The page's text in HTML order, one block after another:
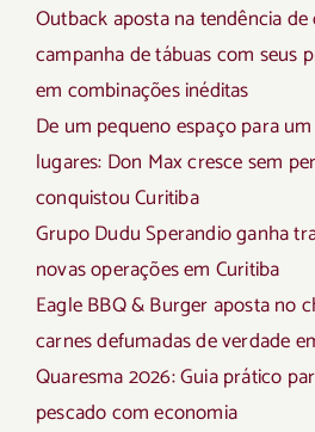
Outback aposta na tendência
campanha de tábuas com seus
em combinações inéditas
De um pequeno espaço para
lugares: Don Max cresce sem
conquistou Curitiba
Grupo Dudu Sperandio ganha
novas operações em Curitiba
Eagle BBQ & Burger aposta no
carnes defumadas de verdade
Quaresma 2026: Guia prático
pescado com economia